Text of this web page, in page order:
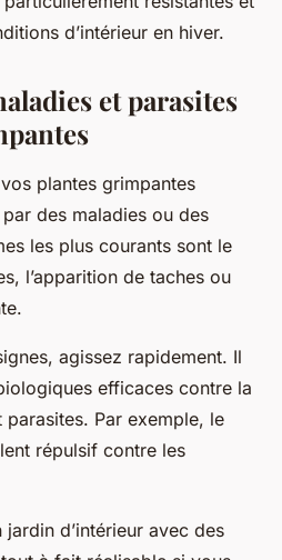
d’intérieur en hiver.
et parasites
plantes grimpantes
des maladies ou des
les plus courants sont le
l’apparition de taches ou
agissez rapidement. Il
efficaces contre la
Par exemple, le
répulsif contre les
d’intérieur avec des